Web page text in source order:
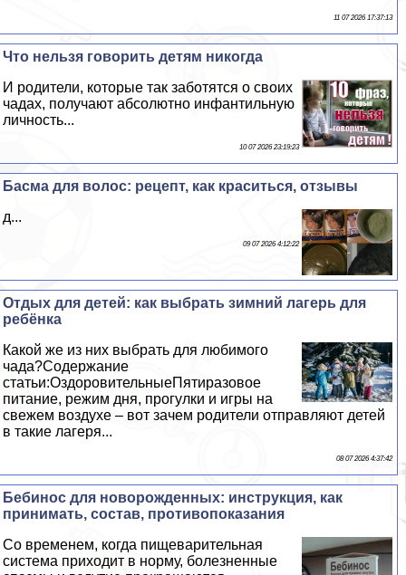
11 07 2026 17:37:13
Что нельзя говорить детям никогда
И родители, которые так заботятся о своих
чадах, получают абсолютно инфантильную
личность...
10 07 2026 23:19:23
Басма для волос: рецепт, как краситься, отзывы
д...
09 07 2026 4:12:22
Отдых для детей: как выбрать зимний лагерь для
ребёнка
Какой же из них выбрать для любимого
чада?Содержание
статьи:ОздоровительныеПятиразовое
питание, режим дня, прогулки и игры на
свежем воздухе – вот зачем родители отправляют детей
в такие лагеря...
08 07 2026 4:37:42
Бебинос для новорожденных: инструкция, как
принимать, состав, противопоказания
Со временем, когда пищеварительная
система приходит в норму, болезненные